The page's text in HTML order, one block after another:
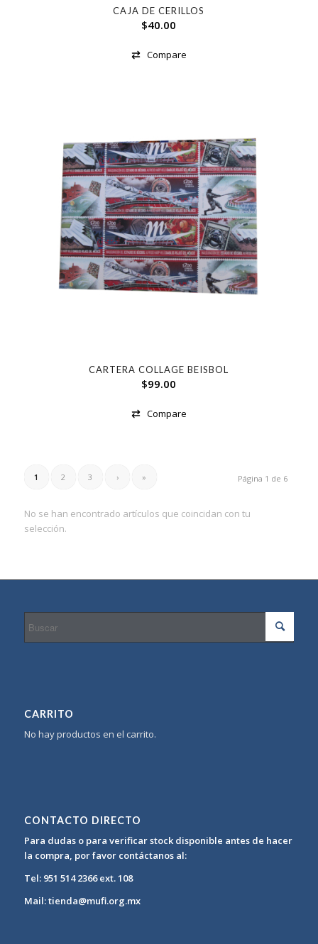
CAJA DE CERILLOS
$40.00
Compare
CARTERA COLLAGE BEISBOL
$99.00
Compare
Página 1 de 6
1 2 3 › »
No se han encontrado artículos que coincidan con tu
selección.
CARRITO
No hay productos en el carrito.
CONTACTO DIRECTO
Para dudas o para verificar stock disponible antes de hacer
la compra, por favor contáctanos al:
Tel: 951 514 2366 ext. 108
Mail: tienda@mufi.org.mx